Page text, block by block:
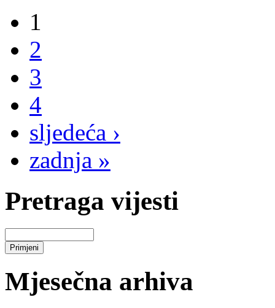
1
2
3
4
sljedeća ›
zadnja »
Pretraga vijesti
Mjesečna arhiva